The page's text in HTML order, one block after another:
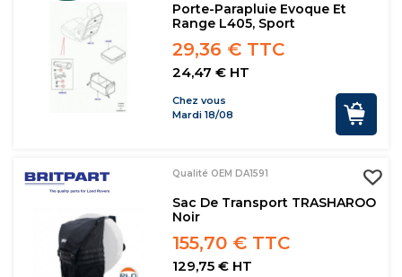
Porte-Parapluie Evoque Et
Range L405, Sport
29,36 € TTC
24,47 € HT
Chez vous
Mardi 18/08
Qualité OEM DA1591
Sac De Transport TRASHAROO
Noir
155,70 € TTC
129,75 € HT